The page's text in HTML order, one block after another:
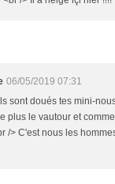
06/05/2019 07:31
sont doués tes mini-
plus le vautour et
/> C'est nous les